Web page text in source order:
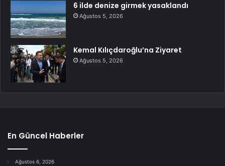
6 ilde denize girmek yasaklandı
Ağustos 5, 2026
Kemal Kılıçdaroğlu’na Ziyaret
Ağustos 5, 2026
En Güncel Haberler
Ağustos 6, 2026